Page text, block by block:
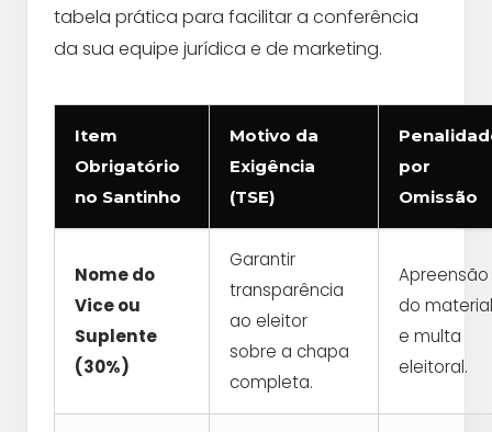
tabela prática para facilitar a conferência
da sua equipe jurídica e de marketing.
Item
Obrigatório
no Santinho
Motivo da
Exigência
(TSE)
por
Omissão
Nome do
Vice ou
Suplente
(30%)
Garantir
transparência
ao eleitor
sobre a chapa
completa.
Apreensão
do material
e multa
eleitoral.